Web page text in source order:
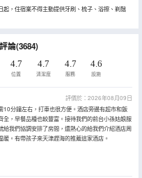
起，住宿業不得主動提供牙刷、梳子、浴擦、剃鬚
論(3684)
4.7
位置
4.7
清潔度
4.7
服務
4.6
設施
評價於：2026年08月09日
10分鐘左右，打車也很方便。酒店旁邊有超市和飯
全，早餐品種也較豐富。接待我們的前台小孫姑娘服
給我們協調安排了房間，還熱心的給我們介紹酒店周
。有帶孩子來天津趕海的推薦這家酒店。